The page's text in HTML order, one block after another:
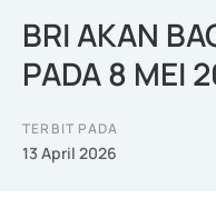
BRI AKAN
PADA 8 MEI
TERBIT PADA
13 April 2026